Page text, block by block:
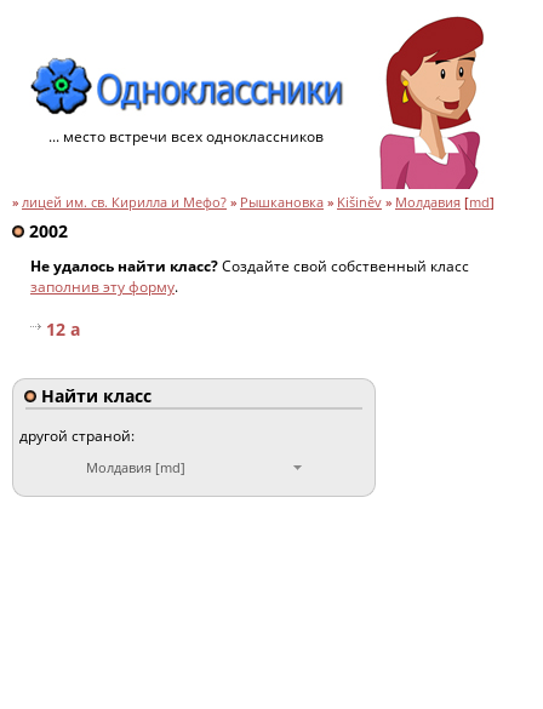
... место встречи всех одноклассников
» лицей им. св. Кирилла и Мефо? » Рышкановка » Kišiněv » Молдавия [md]
2002
Не удалось найти класс?Создайте свой собственный класс
заполнив эту форму.
12 а
Найти класс
другой страной:
Молдавия [md]